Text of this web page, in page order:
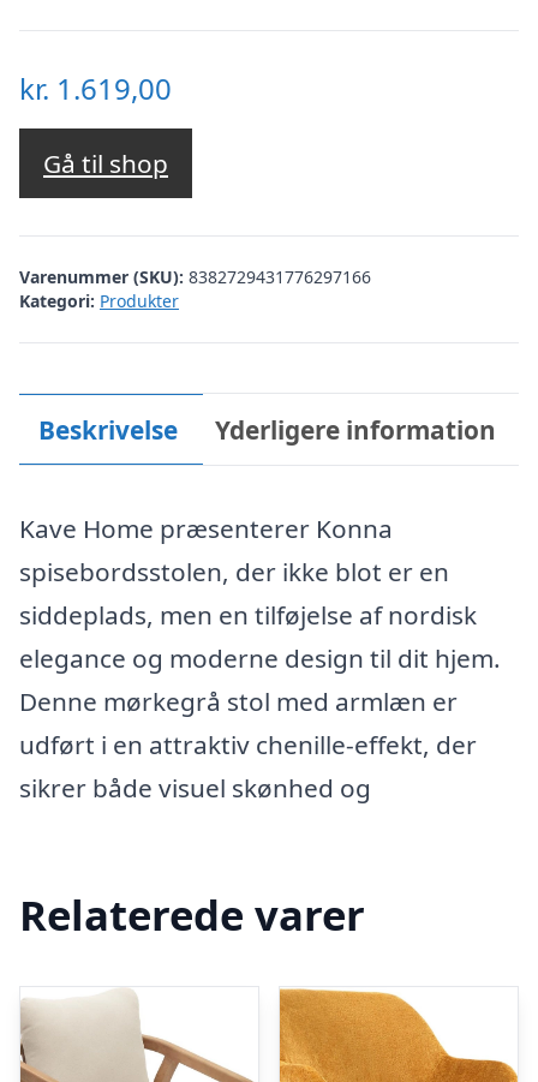
kr. 1.619,00
Gå til shop
Varenummer (SKU): 8382729431776297166
Kategori: Produkter
Beskrivelse Yderligere information
Kave Home præsenterer Konna
spisebordsstolen, der ikke blot er en
siddeplads, men en tilføjelse af nordisk
elegance og moderne design til dit hjem.
Denne mørkegrå stol med armlæn er
udført i en attraktiv chenille-effekt, der
sikrer både visuel skønhed og
Relaterede varer